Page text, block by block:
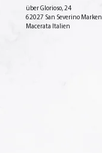
über Glorioso, 24
62027 San Severino Marken
Macerata Italien